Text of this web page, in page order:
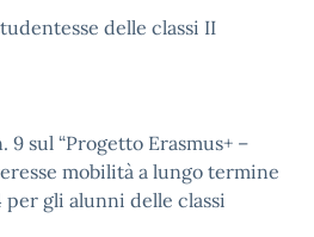
delle classi II
sul “Progetto Erasmus+ –
mobilità a lungo termine
per gli alunni delle classi